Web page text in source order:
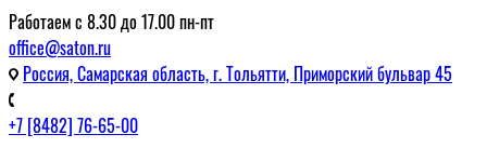
Работаем с 8.30 до 17.00 пн-пт
office@saton.ru
Россия, Самарская область, г. Тольятти, Приморский бульвар 45
+7 [8482] 76-65-00